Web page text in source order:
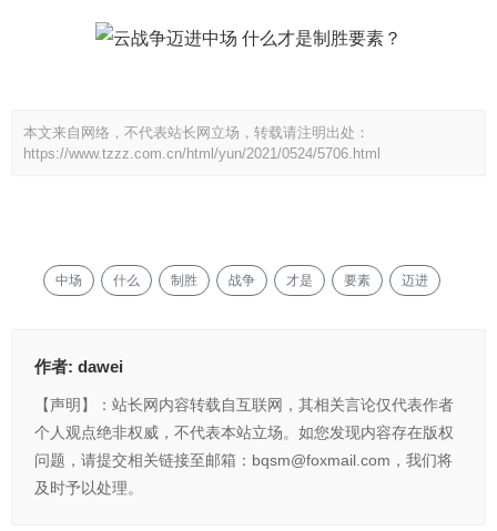
本文来自网络，不代表站长网立场，转载请注明出处：
https://www.tzzz.com.cn/html/yun/2021/0524/5706.html
中场 什么 制胜 战争 才是 要素 迈进
作者: dawei
【声明】：站长网内容转载自互联网，其相关言论仅代表作者
个人观点绝非权威，不代表本站立场。如您发现内容存在版权
问题，请提交相关链接至邮箱：bqsm@foxmail.com，我们将
及时予以处理。